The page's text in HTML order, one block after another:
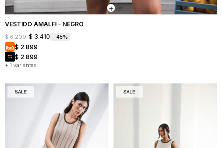
VESTIDO AMALFI - NEGRO
+ 1 variantes
$ 6.200 $ 3.410 45
$ 2.899
$ 2.899